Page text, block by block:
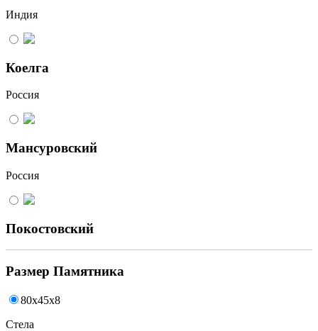
Индия
Коелга
Россия
Мансуровский
Россия
Покостовский
Размер Памятника
80x45x8
Стела